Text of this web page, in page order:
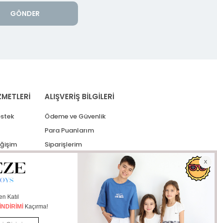
GÖNDER
ALIŞVERİŞ BİLGİLERİ
Ödeme ve Güvenlik
Para Puanlarım
Siparişlerim